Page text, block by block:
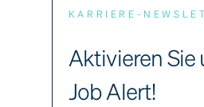
KARRIERE-
Aktivieren Sie
Job Alert!